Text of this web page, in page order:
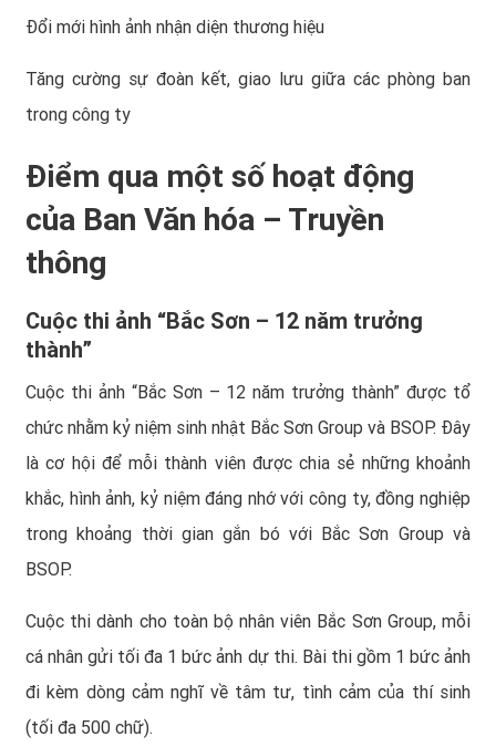
Đổi mới hình ảnh nhận diện thương hiệu
Tăng cường sự đoàn kết, giao lưu giữa các phòng ban
trong công ty
Điểm qua một số hoạt động
của Ban Văn hóa – Truyền
thông
Cuộc thi ảnh “Bắc Sơn – 12 năm trưởng
thành”
Cuộc thi ảnh “Bắc Sơn – 12 năm trưởng thành” được tổ
chức nhằm kỷ niệm sinh nhật Bắc Sơn Group và BSOP. Đây
là cơ hội để mỗi thành viên được chia sẻ những khoảnh
khắc, hình ảnh, kỷ niệm đáng nhớ với công ty, đồng nghiệp
trong khoảng thời gian gắn bó với Bắc Sơn Group và
BSOP.
Cuộc thi dành cho toàn bộ nhân viên Bắc Sơn Group, mỗi
cá nhân gửi tối đa 1 bức ảnh dự thi. Bài thi gồm 1 bức ảnh
đi kèm dòng cảm nghĩ về tâm tư, tình cảm của thí sinh
(tối đa 500 chữ).